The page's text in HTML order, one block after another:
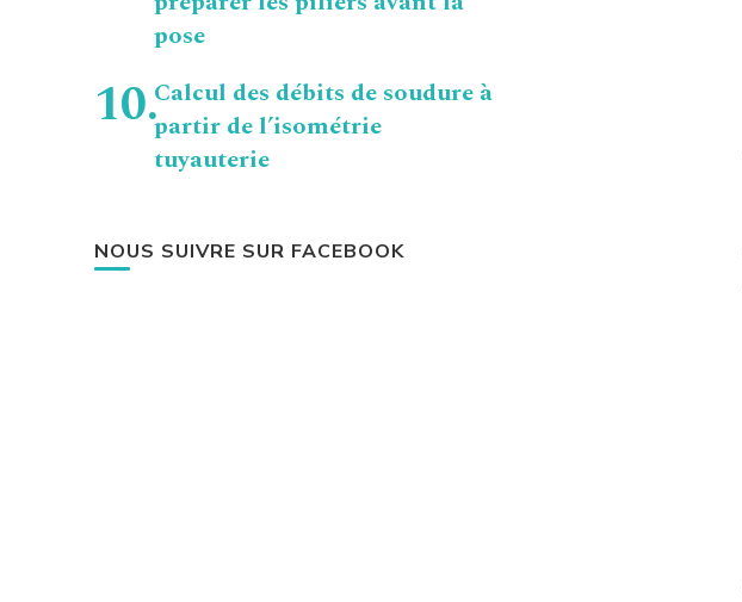
pose
Calcul des débits de soudure à
partir de l’isométrie
tuyauterie
NOUS SUIVRE SUR FACEBOOK